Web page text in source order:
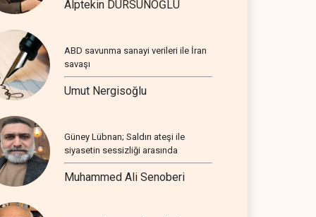
Alptekin DURSUNOĞLU
ABD savunma sanayi verileri ile İran
savaşı
Umut Nergisoğlu
Güney Lübnan; Saldırı ateşi ile
siyasetin sessizliği arasında
Muhammed Ali Senoberi